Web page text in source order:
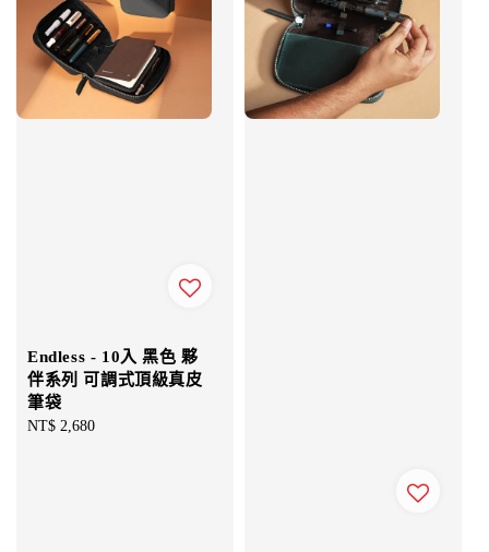
Endless - 10入 黑色 夥
伴系列 可調式頂級真皮
筆袋
Regular
NT$ 2,680